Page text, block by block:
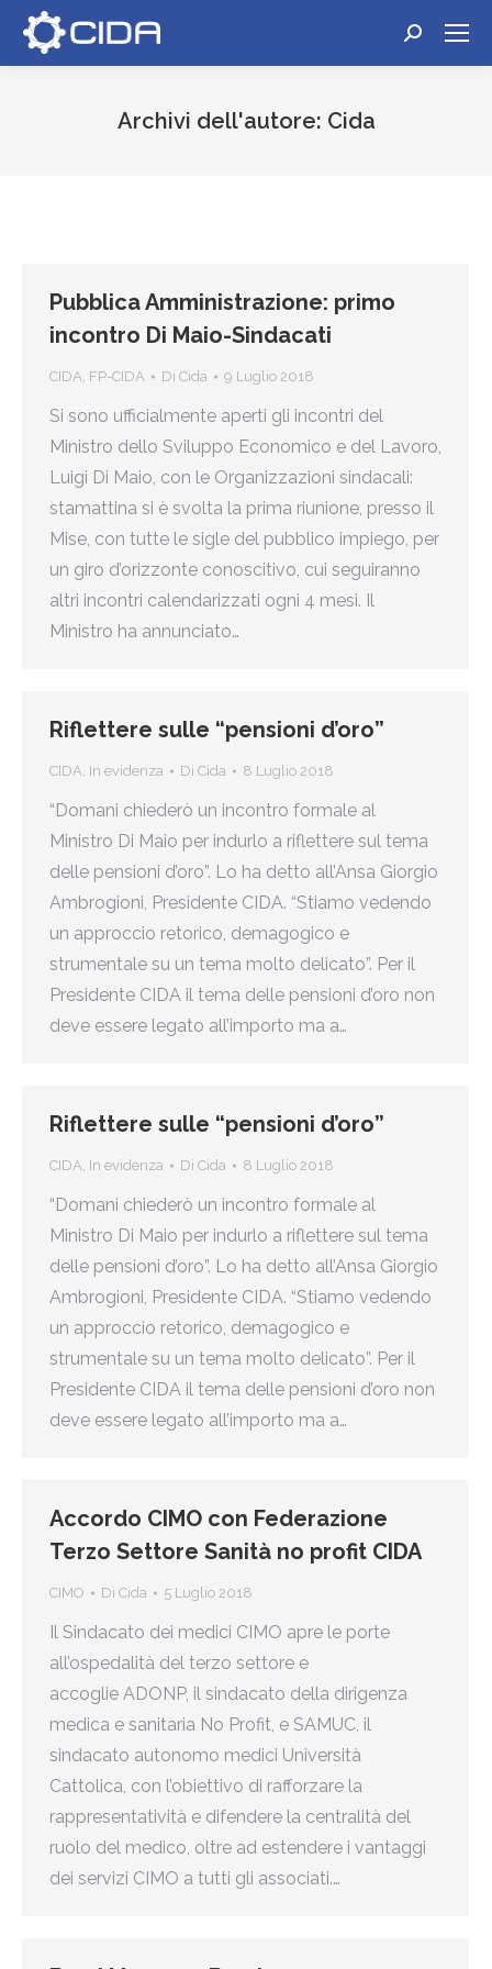
Cerca:
Archivi dell'autore: Cida
Pubblica Amministrazione: primo
incontro Di Maio-Sindacati
CIDA, FP-CIDA Di Cida 9 Luglio 2018
Si sono ufficialmente aperti gli incontri del
Ministro dello Sviluppo Economico e del Lavoro,
Luigi Di Maio, con le Organizzazioni sindacali:
stamattina si è svolta la prima riunione, presso il
Mise, con tutte le sigle del pubblico impiego, per
un giro d’orizzonte conoscitivo, cui seguiranno
altri incontri calendarizzati ogni 4 mesi. Il
Ministro ha annunciato…
Riflettere sulle “pensioni d’oro”
CIDA, In evidenza Di Cida 8 Luglio 2018
“Domani chiederò un incontro formale al
Ministro Di Maio per indurlo a riflettere sul tema
delle pensioni d’oro”. Lo ha detto all’Ansa Giorgio
Ambrogioni, Presidente CIDA. “Stiamo vedendo
un approccio retorico, demagogico e
strumentale su un tema molto delicato”. Per il
Presidente CIDA il tema delle pensioni d’oro non
deve essere legato all’importo ma a…
Riflettere sulle “pensioni d’oro”
CIDA, In evidenza Di Cida 8 Luglio 2018
“Domani chiederò un incontro formale al
Ministro Di Maio per indurlo a riflettere sul tema
delle pensioni d’oro”. Lo ha detto all’Ansa Giorgio
Ambrogioni, Presidente CIDA. “Stiamo vedendo
un approccio retorico, demagogico e
strumentale su un tema molto delicato”. Per il
Presidente CIDA il tema delle pensioni d’oro non
deve essere legato all’importo ma a…
Accordo CIMO con Federazione
Terzo Settore Sanità no profit CIDA
CIMO Di Cida 5 Luglio 2018
Il Sindacato dei medici CIMO apre le porte
all’ospedalità del terzo settore e
accoglie ADONP, il sindacato della dirigenza
medica e sanitaria No Profit, e SAMUC, il
sindacato autonomo medici Università
Cattolica, con l’obiettivo di rafforzare la
rappresentatività e difendere la centralità del
ruolo del medico, oltre ad estendere i vantaggi
dei servizi CIMO a tutti gli associati.…